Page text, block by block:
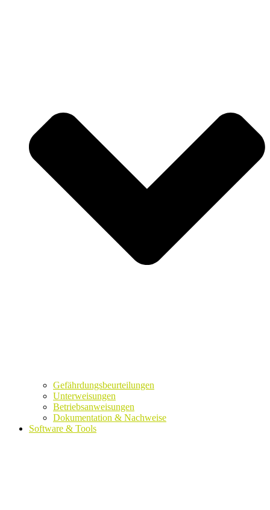
Gefährdungsbeurteilungen
Unterweisungen
Betriebsanweisungen
Dokumentation & Nachweise
Software & Tools